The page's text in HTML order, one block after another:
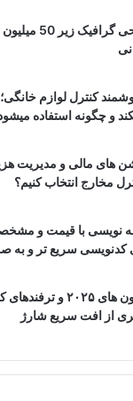
بهترین لپتاپ
کنترل لوازم
و چگونه استفاده
های مالی و مدیریت
مخارج انتخاب کنیم؟
نویسی با قیمت و
بررسی عمر باتری آیفون
از افت سریع شارژ